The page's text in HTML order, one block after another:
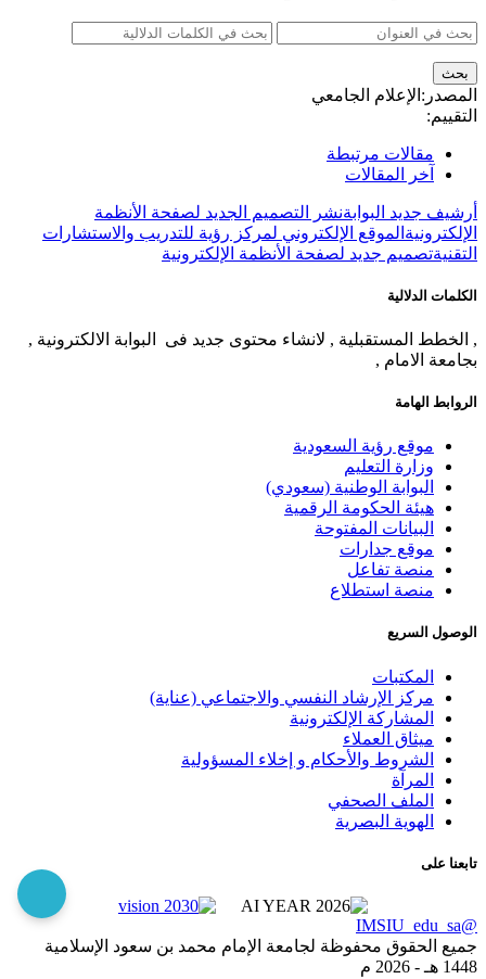
المصدر: الإعلام الجامعي
التقييم:
مقالات مرتبطة
آخر المقالات
أرشيف جديد البوابةنشر التصميم الجديد لصفحة الأنظمة
الإلكترونية الموقع الإلكتروني لمركز رؤية للتدريب والاستشارات
التقنيةتصميم جديد لصفحة الأنظمة الإلكترونية
الكلمات الدلالية
, الخطط المستقبلية , لانشاء محتوى جديد فى البوابة الالكترونية ,
بجامعة الامام ,
الروابط الهامة
موقع رؤية السعودية
وزارة التعليم
البوابة الوطنية (سعودي)
هيئة الحكومة الرقمية
البيانات المفتوحة
موقع جدارات
منصة تفاعل
منصة استطلاع
الوصول السريع
المكتبات
مركز الإرشاد النفسي والاجتماعي (عناية)
المشاركة الإلكترونية
ميثاق العملاء
الشروط والأحكام و إخلاء المسؤولية
المرآة
الملف الصحفي
الهوية البصرية
تابعنا على
@IMSIU_edu_sa
جميع الحقوق محفوظة لجامعة الإمام محمد بن سعود الإسلامية
1448 هـ -
2026 م